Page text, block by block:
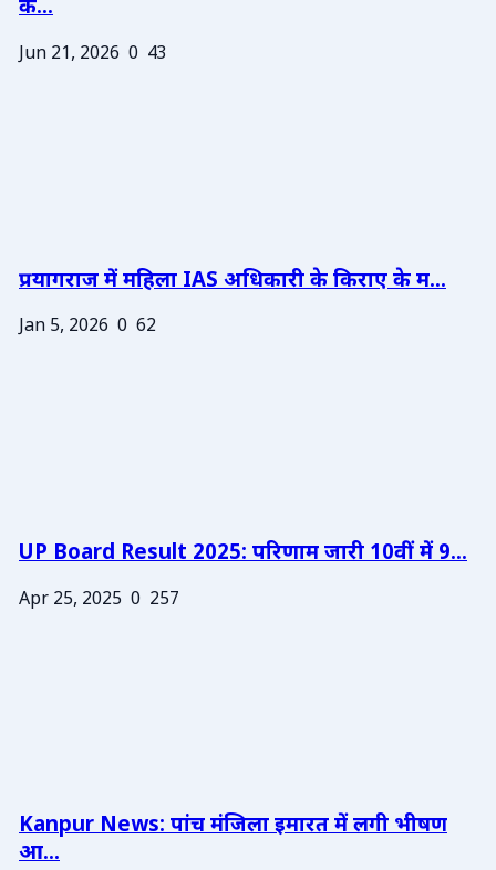
के...
Jun 21, 2026 0 43
प्रयागराज में महिला IAS अधिकारी के किराए के म...
Jan 5, 2026 0 62
UP Board Result 2025: परिणाम जारी 10वीं में 9...
Apr 25, 2025 0 257
Kanpur News: पांच मंजिला इमारत में लगी भीषण
आ...